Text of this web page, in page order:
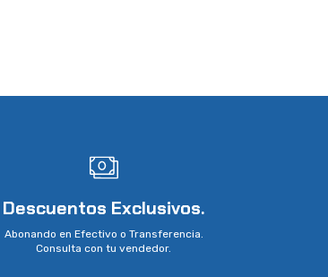
Descuentos Exclusivos.
Abonando en Efectivo o Transferencia.
Consulta con tu vendedor.